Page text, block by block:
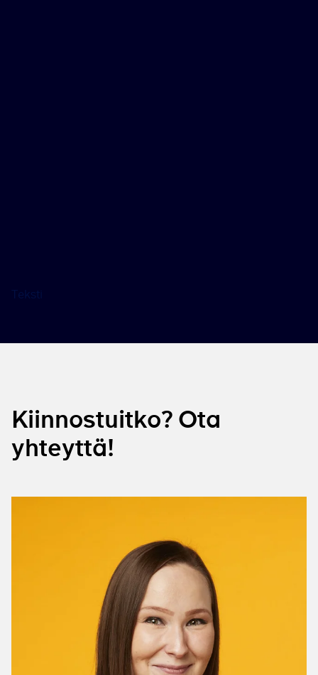
Teksti
Kiinnostuitko? Ota
yhteyttä!